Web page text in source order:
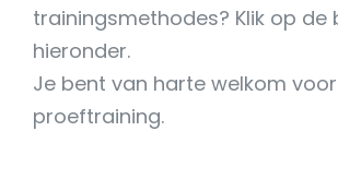
trainingsmethodes? Klik op de
hieronder.
Je bent van harte welkom
proeftraining.